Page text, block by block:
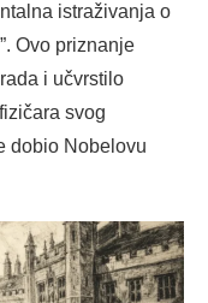
istraživanja o
Ovo priznanje
i učvrstilo
svog
dobio Nobelovu